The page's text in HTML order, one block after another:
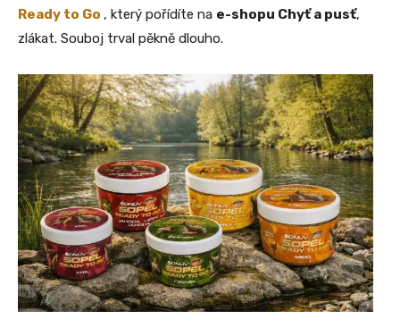
Ready to Go , který pořídíte na e-shopu Chyť a pusť,
zlákat. Souboj trval pěkně dlouho.